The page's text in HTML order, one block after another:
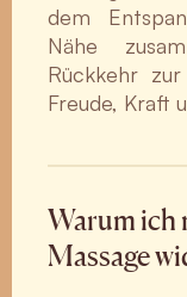
dem
Nähe
Rückkehr
Freude, Kraft
Warum ich
Massage